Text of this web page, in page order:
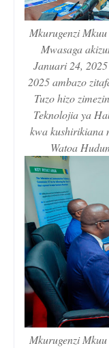
Mkurugenzi
Mwasaga
Januari 24,
2025 ambazo
Tuzo hizo
Teknolojia ya
kwa kushirikiana
Watoa
Mkurugenzi